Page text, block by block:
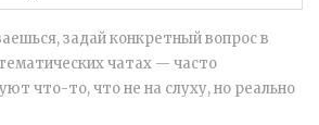
задай конкретный вопрос в
чатах — часто
что-то, что не на слуху, но реально